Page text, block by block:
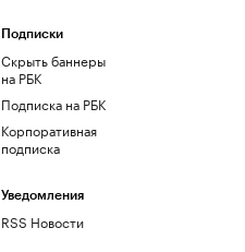
Подписки
Скрыть баннеры
на РБК
Подписка на РБК
Корпоративная
подписка
Уведомления
RSS Новости